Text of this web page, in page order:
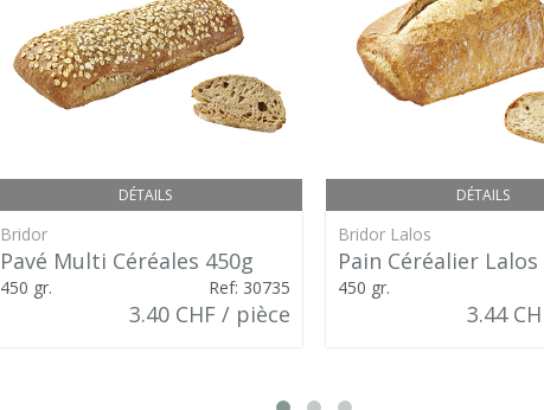
DÉTAILS
Bridor
Pavé Multi Céréales 450g
450 gr. Ref: 30735
3.40 CHF / pièce
DÉTAILS
Bridor Lalos
Pain Céréalier Lalos
450 gr.
3.44